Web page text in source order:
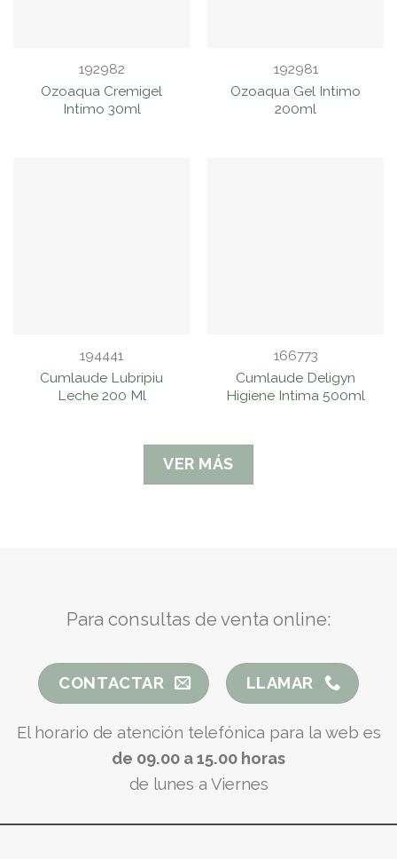
192982
Ozoaqua Cremigel
Intimo 30ml
192981
Ozoaqua Gel Intimo
200ml
194441
Cumlaude Lubripiu
Leche 200 Ml
166773
Cumlaude Deligyn
Higiene Intima 500ml
VER MÁS
Para consultas de venta online:
CONTACTAR LLAMAR
El horario de atención telefónica para la web es
de 09.00 a 15.00 horas
de lunes a Viernes